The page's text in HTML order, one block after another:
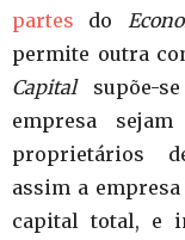
partes do
permite outra
Capitalsupõe-
empresa
proprietários
assim a
capital total, e